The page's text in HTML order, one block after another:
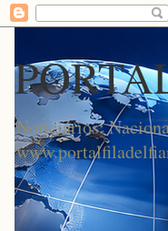
Noticiários: